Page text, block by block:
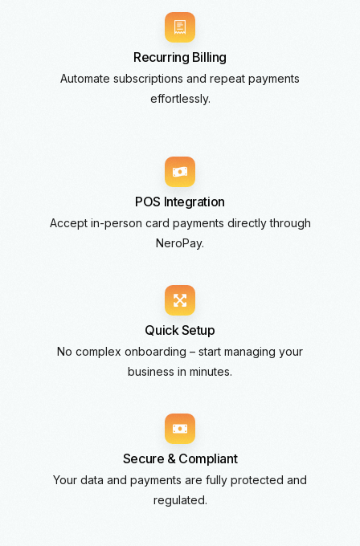
Recurring Billing
Automate subscriptions and repeat payments
effortlessly.
POS Integration
Accept in-person card payments directly through
NeroPay.
Quick Setup
No complex onboarding – start managing your
business in minutes.
Secure & Compliant
Your data and payments are fully protected and
regulated.